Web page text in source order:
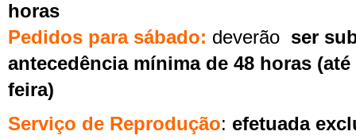
horas
Pedidos para sábado: deverão ser
antecedência mínima de 48 horas
feira)
Serviço de Reprodução: efetuada